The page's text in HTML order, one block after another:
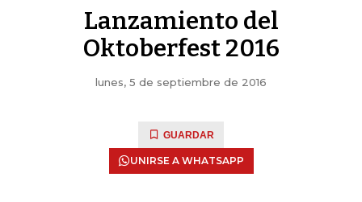
Lanzamiento del
Oktoberfest 2016
lunes, 5 de septiembre de 2016
GUARDAR
UNIRSE A WHATSAPP